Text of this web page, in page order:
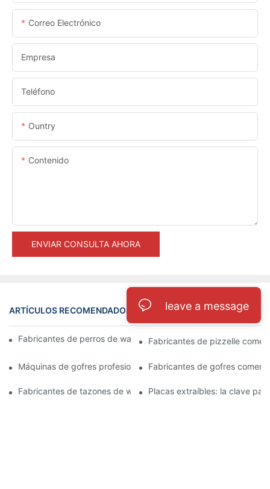
Correo Electrónico
Empresa
Teléfono
Ountry
Contenido
ENVIAR CONSULTA AHORA
ARTÍCULOS RECOMENDADOS Registro
Fabricantes de perros de waffle: un placer divertido y único
Fabricantes de pizzelle
Máquinas de gofres profesionales: imprescindible para los
Fabricantes de gofres
Fabricantes de tazones de waffle comerciales: una solución
Placas extraíbles: la clave
leave a message